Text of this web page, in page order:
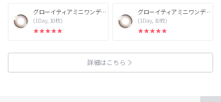
グローイティアミニワンデーブラウン[1箱10枚]
(1Day, 10枚)
グローイティアミニワンデーブラウン[1箱10枚]
(1Day, 10枚)
詳細はこちら